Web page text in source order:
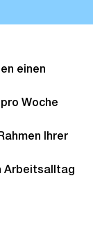
einen
Woche
Ihrer
Arbeitsalltag